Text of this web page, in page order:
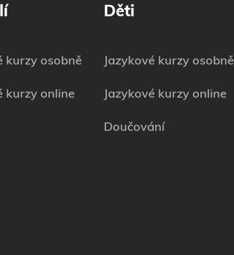
kurzy osobně
kurzy online
Děti
Jazykové kurzy osobně
Jazykové kurzy online
Doučování